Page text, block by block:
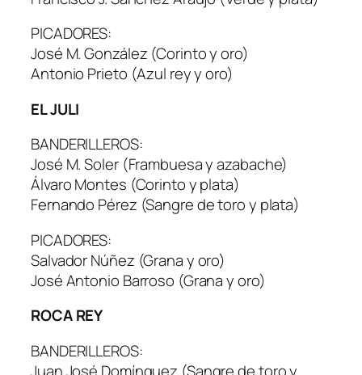
PICADORES:
José M. González (Corinto y oro)
Antonio Prieto (Azul rey y oro)
EL JULI
BANDERILLEROS:
José M. Soler (Frambuesa y azabache)
Álvaro Montes (Corinto y plata)
Fernando Pérez (Sangre de toro y plata)
PICADORES:
Salvador Núñez (Grana y oro)
José Antonio Barroso (Grana y oro)
ROCA REY
BANDERILLEROS:
Juan José Domínguez (Sangre de toro y